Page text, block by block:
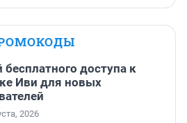
бесплатного доступа к
Иви для новых
2026